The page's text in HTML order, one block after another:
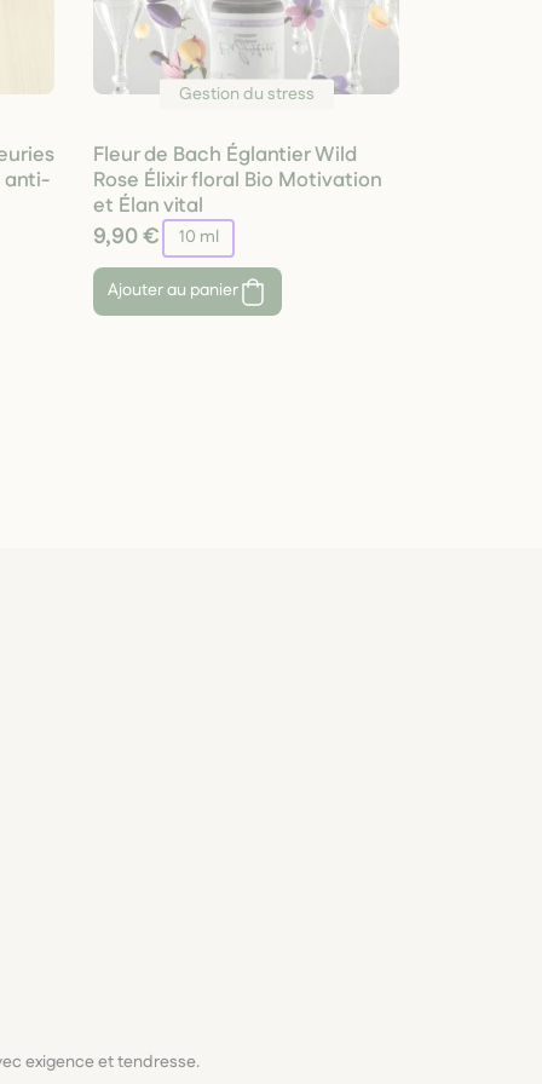
anti-
Gestion du stress
Fleur de Bach Églantier Wild
Rose Élixir floral Bio Motivation
et Élan vital
9,90 € 10 ml
Ajouter au panier
exigence et tendresse.